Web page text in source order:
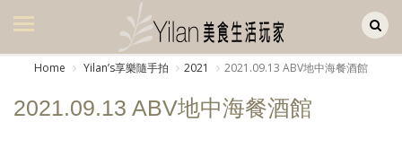
美食集
Home Yilanʼs享樂隨手拍 2021 2021.09.13 ABV地中海餐酒館
2021.09.13 ABV地中海餐酒館